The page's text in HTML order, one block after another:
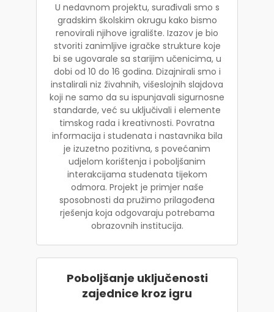
U nedavnom projektu, surađivali smo s
gradskim školskim okrugu kako bismo
renovirali njihove igralište. Izazov je bio
stvoriti zanimljive igračke strukture koje
bi se ugovarale sa starijim učenicima, u
dobi od 10 do 16 godina. Dizajnirali smo i
instalirali niz živahnih, višeslojnih slajdova
koji ne samo da su ispunjavali sigurnosne
standarde, već su uključivali i elemente
timskog rada i kreativnosti. Povratna
informacija i studenata i nastavnika bila
je izuzetno pozitivna, s povećanim
udjelom korištenja i poboljšanim
interakcijama studenata tijekom
odmora. Projekt je primjer naše
sposobnosti da pružimo prilagođena
rješenja koja odgovaraju potrebama
obrazovnih institucija.
Poboljšanje uključenosti
zajednice kroz igru